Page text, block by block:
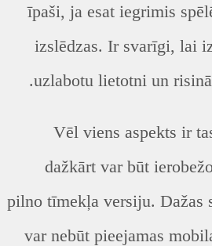
īpaši, ja esat iegrimis
izslēdzas. Ir svarīgi, lai
uzlabotu lietotni un
Vēl viens aspekts ir
dažkārt var būt
pilno tīmekļa versiju. Dažas
var nebūt pieejamas